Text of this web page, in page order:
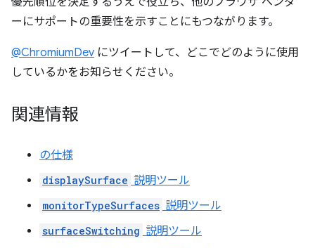
ーにサポートの重要性を示すことにもつながります。
@ChromiumDev にツイートして、どこでどのように使用
しているかをお知らせください。
関連情報
の仕様
displaySurface 説明ツール
monitorTypeSurfaces 説明ツール
surfaceSwitching 説明ツール